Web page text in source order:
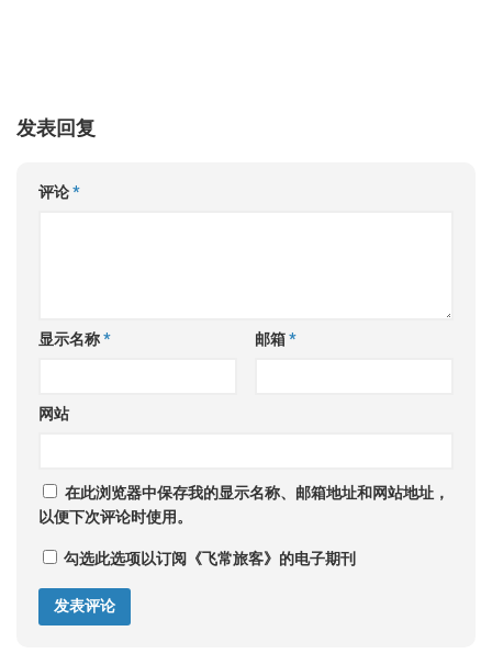
发表回复
评论*
显示名称* 邮箱*
网站
在此浏览器中保存我的显示名称、邮箱地址和网站地址，
以便下次评论时使用。
勾选此选项以订阅《飞常旅客》的电子期刊